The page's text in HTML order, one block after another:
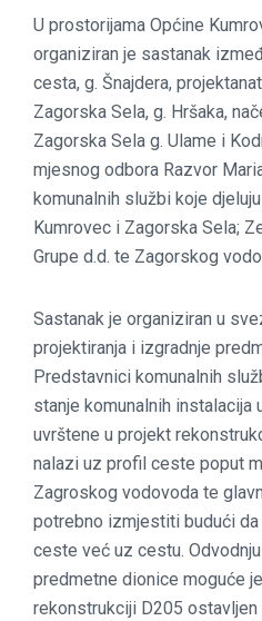
U prostorijama Općine
organiziran je sastanak
cesta, g. Šnajdera,
Zagorska Sela, g. Hršaka,
Zagorska Sela g. Ulame i
mjesnog odbora Razvor
komunalnih službi koje
Kumrovec i Zagorska Sela;
Grupe d.d. te Zagorskog
Sastanak je organiziran u
projektiranja i izgradnje
Predstavnici komunalnih
stanje komunalnih
uvrštene u projekt
nalazi uz profil ceste poput
Zagroskog vodovoda te
potrebno izmjestiti budući
ceste već uz cestu.
predmetne dionice moguće
rekonstrukciji D205